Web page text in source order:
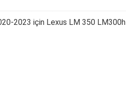
2023 için Lexus LM 350 LM300h